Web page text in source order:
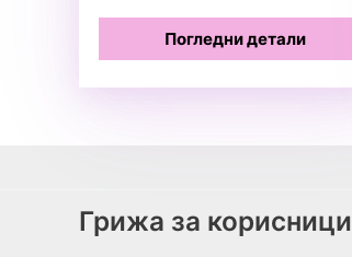
Погледни детали
Грижа за корисници